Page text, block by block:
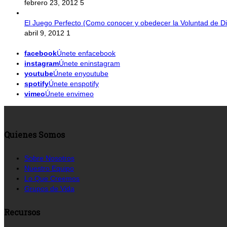
febrero 23, 2012 5
El Juego Perfecto (Como conocer y obedecer la Voluntad de
abril 9, 2012 1
facebookÚnete enfacebook
instagramÚnete eninstagram
youtubeÚnete enyoutube
spotifyÚnete enspotify
vimeoÚnete envimeo
Quienes Somos
Sobre Nosotros
Nuestro Equipo
Lo Que Creemos
Grupos de Vida
Recursos